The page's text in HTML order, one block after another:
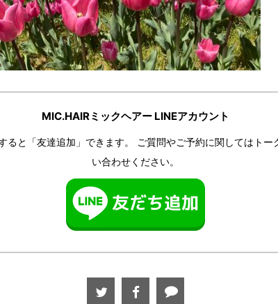
MIC.HAIRミックヘアー LINEアカウント
ると「友達追加」できます。
ご質問やご予約に関してはトー
い合わせください。